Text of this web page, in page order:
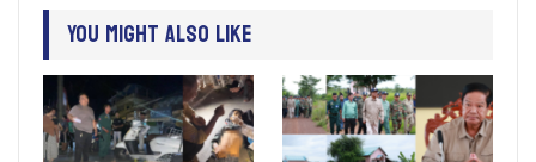
You Might Also Like